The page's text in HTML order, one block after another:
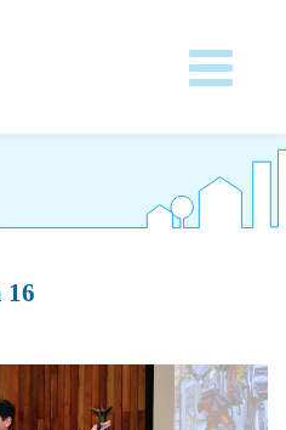
16